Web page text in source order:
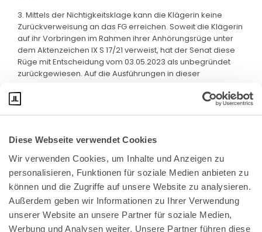
Diese Webseite verwendet Cookies
Wir verwenden Cookies, um Inhalte und Anzeigen zu
personalisieren, Funktionen für soziale Medien anbieten zu
können und die Zugriffe auf unsere Website zu analysieren.
Außerdem geben wir Informationen zu Ihrer Verwendung
unserer Website an unsere Partner für soziale Medien,
Werbung und Analysen weiter. Unsere Partner führen diese
3. Mittels der Nichtigkeitsklage kann die Klägerin keine
Zurückverweisung an das FG erreichen. Soweit die Klägerin
auf ihr Vorbringen im Rahmen ihrer Anhörungsrüge unter
dem Aktenzeichen IX S 17/21 verweist, hat der Senat diese
Rüge mit Entscheidung vom 03.05.2023 als unbegründet
zurückgewiesen. Auf die Ausführungen in dieser
Bundeskanzlerplatz 2